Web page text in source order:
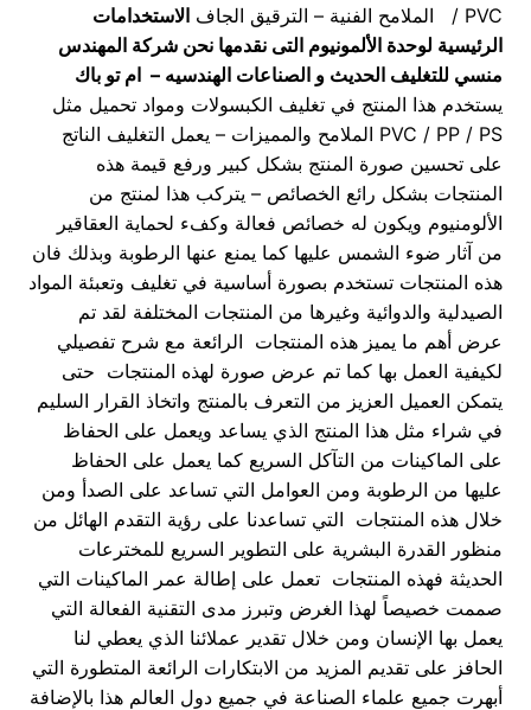
/ PVC الملامح الفنية – الترقيق الجاف
الاستخدامات
الرئيسية لوحدة الألمونيوم التى نقدمها نحن شركة المهندس
منسي للتغليف الحديث و الصناعات الهندسيه – ام تو باك
يستخدم هذا المنتج في تغليف الكبسولات ومواد تحميل مثل
PVC / PP / PS الملامح والمميزات – يعمل التغليف الناتج
على تحسين صورة المنتج بشكل كبير ورفع قيمة هذه
المنتجات بشكل رائع الخصائص – يتركب هذا لمنتج من
الألومنيوم ويكون له خصائص فعالة وكفء لحماية العقاقير
من آثار ضوء الشمس عليها كما يمنع عنها الرطوبة وبذلك فان
هذه المنتجات تستخدم بصورة أساسية في تغليف وتعبئة المواد
الصيدلية والدوائية وغيرها من المنتجات المختلفة لقد تم
عرض أهم ما يميز هذه المنتجات الرائعة مع شرح تفصيلي
لكيفية العمل بها كما تم عرض صورة لهذه المنتجات حتى
يتمكن العميل العزيز من التعرف بالمنتج واتخاذ القرار السليم
في شراء مثل هذا المنتج الذي يساعد ويعمل على الحفاظ
على الماكينات من التآكل السريع كما يعمل على الحفاظ
عليها من الرطوبة ومن العوامل التي تساعد على الصدأ ومن
خلال هذه المنتجات التي تساعدنا على رؤية التقدم الهائل من
منظور القدرة البشرية على التطوير السريع للمخترعات
الحديثة فهذه المنتجات تعمل على إطالة عمر الماكينات التي
صممت خصيصاً لهذا الغرض وتبرز مدى التقنية الفعالة التي
يعمل بها الإنسان ومن خلال تقدير عملائنا الذي يعطي لنا
الحافز على تقديم المزيد من الابتكارات الرائعة المتطورة التي
أبهرت جميع علماء الصناعة في جميع دول العالم هذا بالإضافة